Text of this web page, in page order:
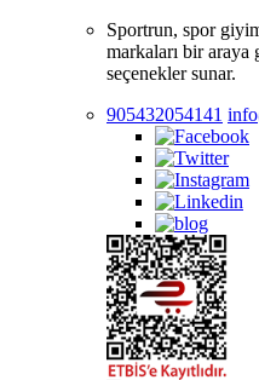
Sportrun, spor
markaları bir araya
seçenekler sunar.
905432054141